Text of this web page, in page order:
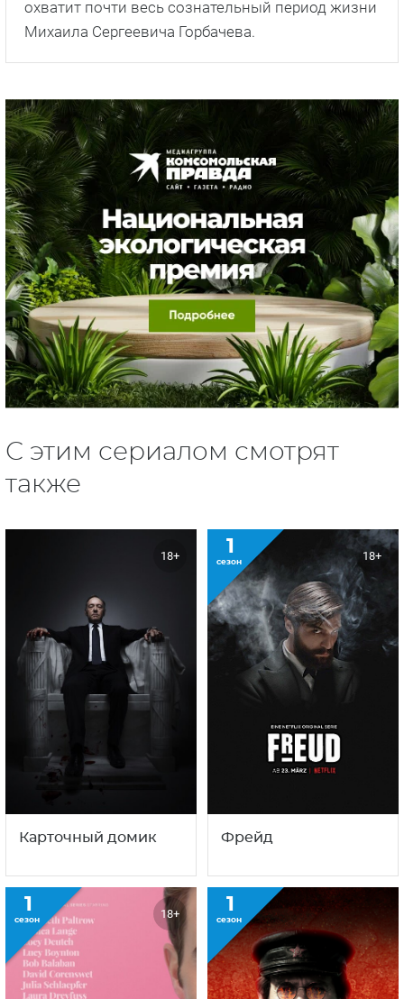
охватит почти весь сознательный период жизни
Михаила Сергеевича Горбачева.
С этим сериалом смотрят
также
18+
Карточный домик
1
сезон 18+
Фрейд
1
сезон 18+ 1
сезон